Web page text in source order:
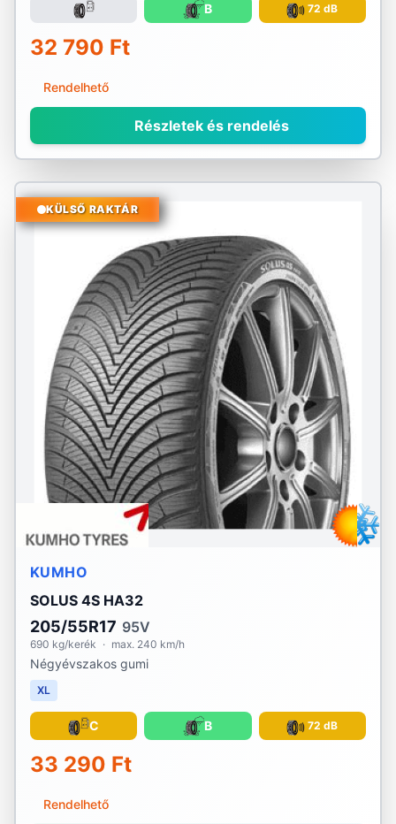
B 72 dB
32 790 Ft
Rendelhető
Részletek és rendelés
KÜLSŐ RAKTÁR
KUMHO
SOLUS 4S HA32
205/55R17 95V
690 kg/kerék · max. 240 km/h
Négyévszakos gumi
XL
C B 72 dB
33 290 Ft
Rendelhető